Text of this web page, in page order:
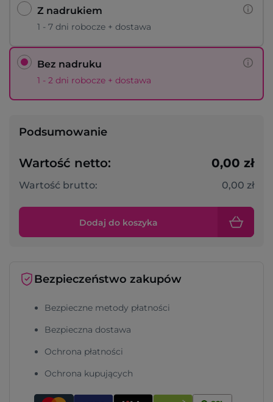
Z nadrukiem
1 - 7 dni robocze + dostawa
Bez nadruku
1 - 2 dni robocze + dostawa
Podsumowanie
Wartość netto: 0,00 zł
Wartość brutto: 0,00 zł
Dodaj do koszyka
Bezpieczeństwo zakupów
Bezpieczne metody płatności
Bezpieczna dostawa
Ochrona płatności
Ochrona kupujących